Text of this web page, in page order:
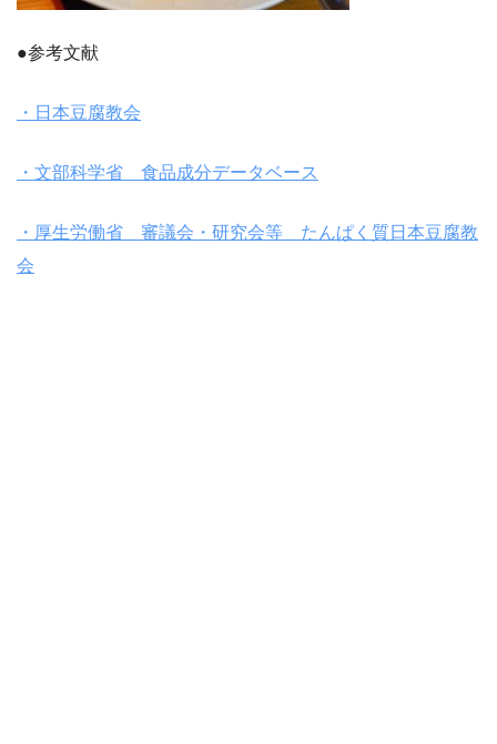
●参考文献
・日本豆腐教会
・文部科学省 食品成分データベース
・厚生労働省 審議会・研究会等 たんぱく質日本豆腐教
会